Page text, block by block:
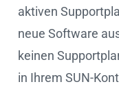
aktiven
neue Software
keinen
in Ihrem SUN-